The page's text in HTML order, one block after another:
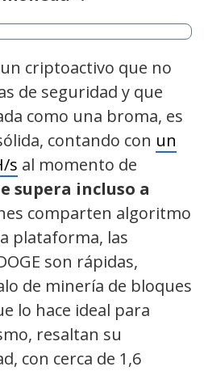
criptoactivo que no
de seguridad y que
como una broma, es
contando con un
s al momento de
supera incluso a
comparten algoritmo
plataforma, las
son rápidas,
de minería de bloques
lo hace ideal para
resaltan su
con cerca de 1,6